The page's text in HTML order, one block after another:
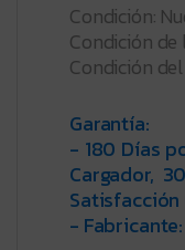
Condición:
Condición de
Condición
Garantía:
- 180 Días
Cargador,
Satisfacción
-